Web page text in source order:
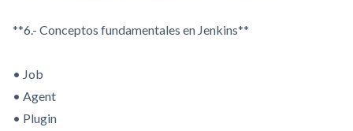
**6.- Conceptos fundamentales en Jenkins**
• Job
• Agent
• Plugin